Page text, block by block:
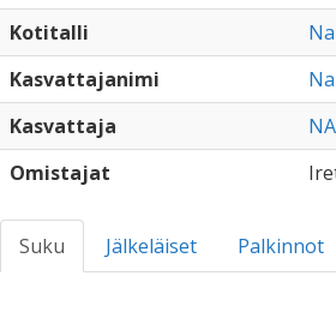
Kotitalli
Kasvattajanimi
Kasvattaja
Omistajat
Suku Jälkeläiset Palkinnot